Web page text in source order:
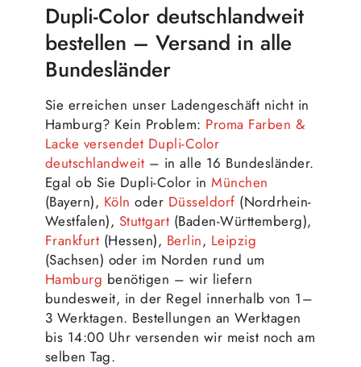
Dupli-Color deutschlandweit
bestellen – Versand in alle
Bundesländer
Sie erreichen unser Ladengeschäft nicht in
Hamburg? Kein Problem: Proma Farben &
Lacke versendet Dupli-Color
deutschlandweit – in alle 16 Bundesländer.
Egal ob Sie Dupli-Color inMünchen
(Bayern), Köln oder Düsseldorf (Nordrhein-
Westfalen), Stuttgart (Baden-Württemberg),
Frankfurt (Hessen), Berlin, Leipzig
(Sachsen) oder im Norden rund um
Hamburg benötigen – wir liefern
bundesweit, in der Regel innerhalb von 1–
3 Werktagen. Bestellungen an Werktagen
bis 14:00 Uhr versenden wir meist noch am
selben Tag.